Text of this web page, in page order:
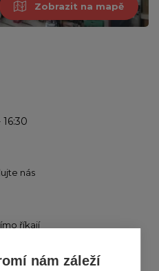
Zobrazit na mapě
nás
říkají
nám záleží